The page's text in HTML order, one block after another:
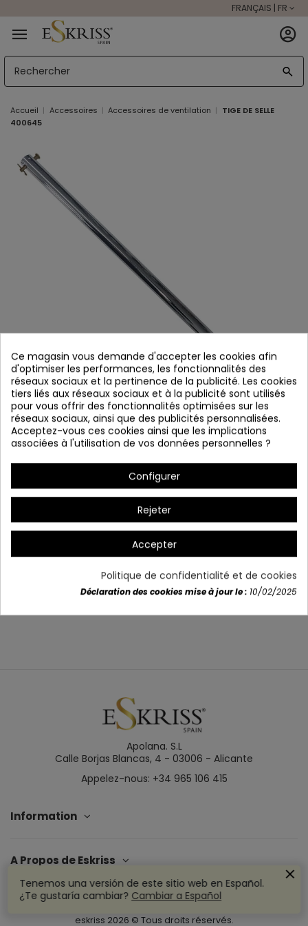
FRANÇAIS | FR
Accueil Accessoires Accessoires de ventilation
TIGE DE SELLE
400645
TIGE DE SELLE 400645
Tige d'extension pour ventilateur 61 cm Marron
Détails du produit
Apolana. S.L
Calle Borjas Blancas, 4 - 03006 - Alicante
Appelez-nous: +34 965 106 415
Information
A Propos de Eskriss
eskriss 2026 © Tous droits réservés.
Ce magasin vous demande d'accepter les cookies afin
d'optimiser les performances, les fonctionnalités des
réseaux sociaux et la pertinence de la publicité. Les cookies
tiers liés aux réseaux sociaux et à la publicité sont utilisés
pour vous offrir des fonctionnalités optimisées sur les
réseaux sociaux, ainsi que des publicités personnalisées.
Acceptez-vous ces cookies ainsi que les implications
associées à l'utilisation de vos données personnelles ?
Configurer
Rejeter
Accepter
Politique de confidentialité et de cookies
Déclaration des cookies mise à jour le : 10/02/2025
Tenemos una versión de este sitio web en Español.
¿Te gustaría cambiar? Cambiar a Español